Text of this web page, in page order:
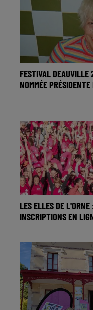
FESTIVAL
NOMMÉE
LES ELLES DE
INSCRIPTIONS EN